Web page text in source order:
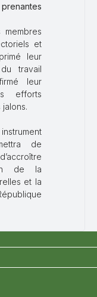
et
leur
travail
leur
efforts
de
de la
et la